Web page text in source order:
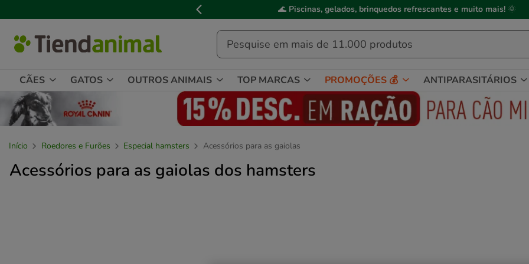
de
mensagem,
Click&Collect: compre online, recolha em2h, mediante disponibilidade de
CÃES GATOS OUTROS ANIMAIS TOP MARCAS PROMOÇÕES 💰 ANTIPARASITÁRIOS
Início Roedores e Furões Especial hamsters Acessórios para as gaiolas
Acessórios para as gaiolas dos hamsters